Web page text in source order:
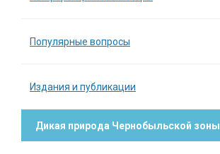
Популярные вопросы
Издания и публикации
Дикая природа Чернобыльской зоны